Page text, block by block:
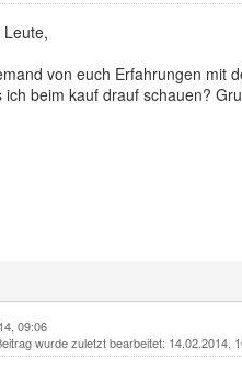
Leute,
von euch Erfahrungen mit
ich beim kauf drauf schauen?
09:06
wurde zuletzt bearbeitet: 14.02.2014,